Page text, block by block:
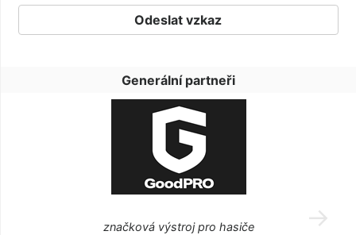
Generální partneři
značková výstroj pro hasiče